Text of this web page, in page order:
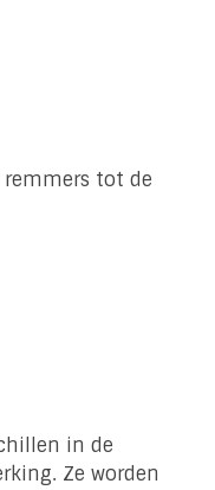
tot de
in de
Ze worden